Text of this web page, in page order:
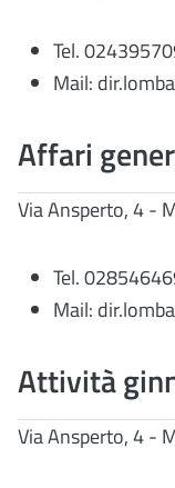
Tel.
Mail:
Affari
Via Ansperto, 4 -
Tel.
Mail:
Attività
Via Ansperto, 4 -